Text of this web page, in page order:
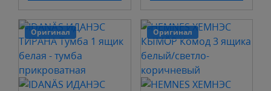
Оригинал Оригинал